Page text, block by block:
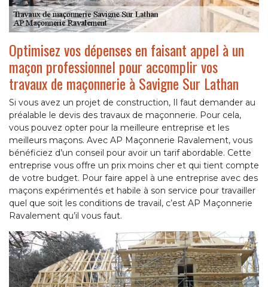
Optimisez vos dépenses en faisant appel à un
maçon professionnel pour accomplir vos
travaux de maçonnerie à Savigne Sur Lathan
Si vous avez un projet de construction, Il faut demander au
préalable le devis des travaux de maçonnerie. Pour cela,
vous pouvez opter pour la meilleure entreprise et les
meilleurs maçons. Avec AP Maçonnerie Ravalement, vous
bénéficiez d’un conseil pour avoir un tarif abordable. Cette
entreprise vous offre un prix moins cher et qui tient compte
de votre budget. Pour faire appel à une entreprise avec des
maçons expérimentés et habile à son service pour travailler
quel que soit les conditions de travail, c’est AP Maçonnerie
Ravalement qu’il vous faut.